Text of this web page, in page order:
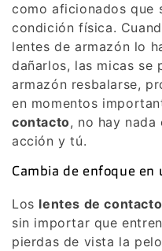
como aficionados que
condición física.
lentes de armazón lo
dañarlos, las micas se
armazón resbalarse,
en momentos
contacto, no hay
acción y tú.
Cambia de enfoque en
Los lentes de contacto
sin importar que
pierdas de vista la